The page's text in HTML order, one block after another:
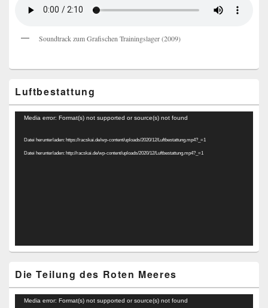
Soundtrack zum Grafischen Trainingslager (2009)
Luftbestattung
Video-
Media error: Format(s) not supported or source(s) not found
Datei herunterladen: https://racskai.de/wp-content/uploads/2020/12/Luftbestattung.mp4?_=1
Datei herunterladen: http://racskai.de/wp-content/uploads/2020/12/Luftbestattung.mp4?_=1
Die Teilung des Roten Meeres
Video-
Media error: Format(s) not supported or source(s) not found